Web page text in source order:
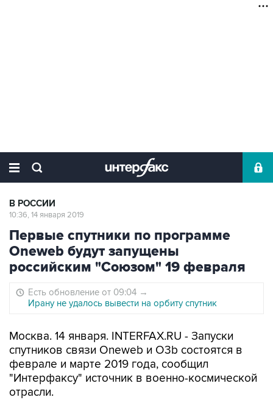
В РОССИИ
10:36, 14 января 2019
Первые спутники по программе
Oneweb будут запущены
российским "Союзом" 19 февраля
Есть обновление от 09:04 →
Ирану не удалось вывести на орбиту спутник
Москва. 14 января. INTERFAX.RU - Запуски
спутников связи Oneweb и O3b состоятся в
феврале и марте 2019 года, сообщил
"Интерфаксу" источник в военно-космической
отрасли.